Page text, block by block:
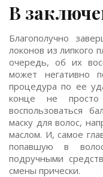
В
Благополучно
локонов из липкого
очередь, об их
может негативно
процедура по ее
конце не
воспользоваться
маску для волос,
маслом. И, самое
попавшую в
подручными
смены прически.